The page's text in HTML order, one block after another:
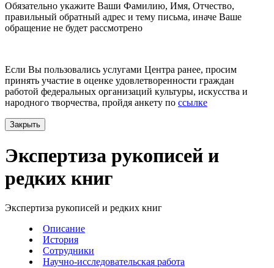
Обязательно укажите Ваши Фамилию, Имя, Отчество,
правильный обратный адрес и тему письма, иначе Ваше
обращение не будет рассмотрено
Если Вы пользовались услугами Центра ранее, просим
принять участие в оценке удовлетворенности граждан
работой федеральных организаций культуры, искусства и
народного творчества, пройдя анкету по ссылке
Закрыть
Экспертиза рукописей и
редких книг
Экспертиза рукописей и редких книг
Описание
История
Сотрудники
Научно-исследовательская работа